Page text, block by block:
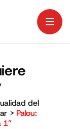
del
> Palou:
1”